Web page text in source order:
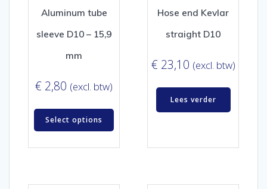
Aluminum tube
sleeve D10 – 15,9
mm
€ 2,80 (excl. btw)
Select options
Hose end Kevlar
straight D10
€ 23,10 (excl. btw)
Lees verder